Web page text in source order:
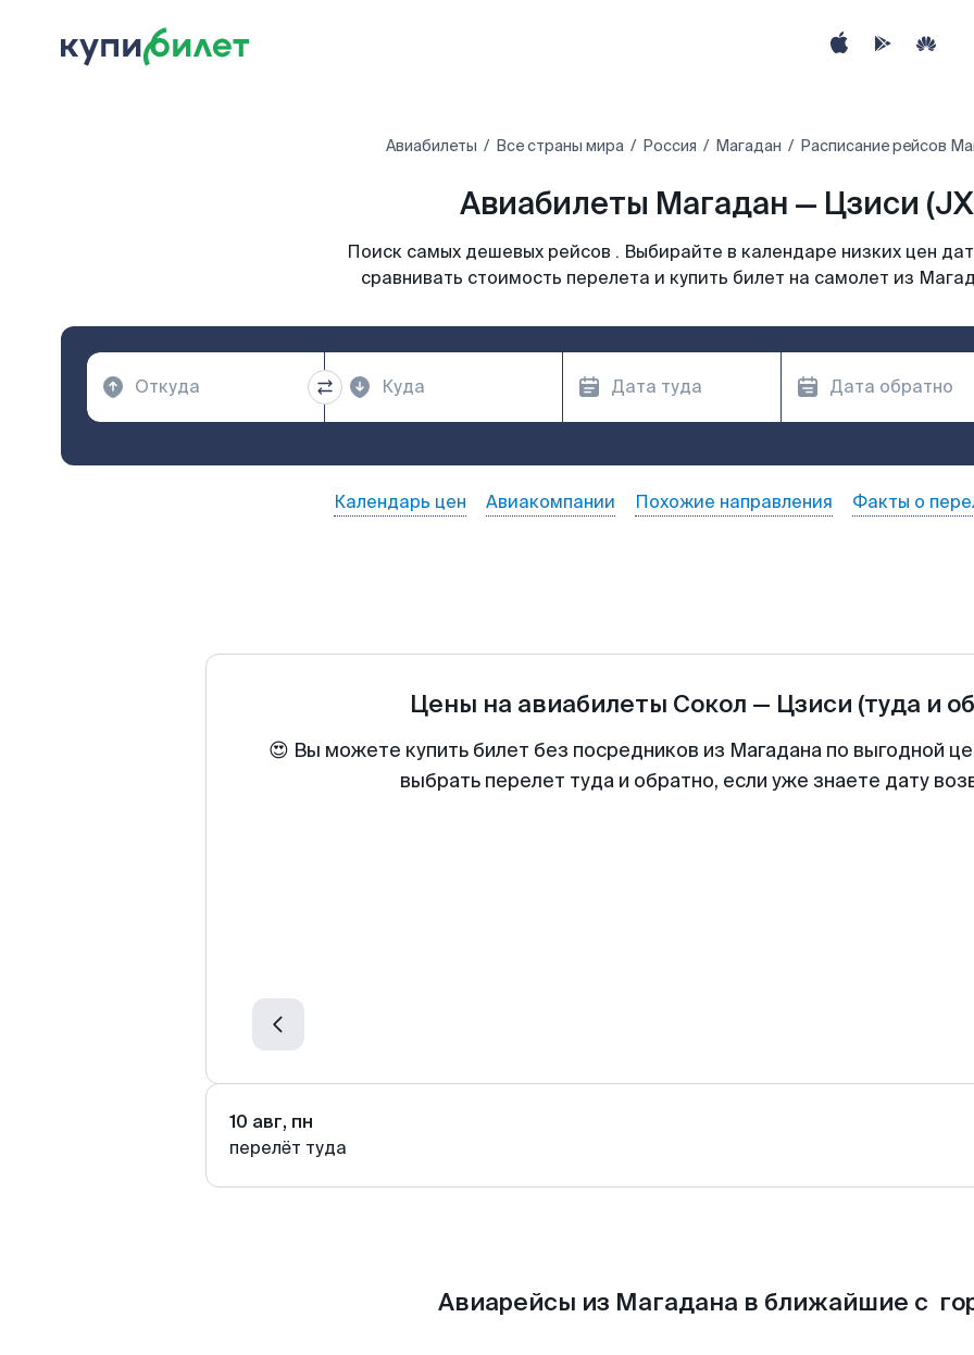
Авиабилеты Все страны мира Россия Магадан Расписание рейсов
Авиабилеты Магадан — Цзиси
Поиск самых дешевых рейсов . Выбирайте в календаре низких цен
сравнивать стоимость перелета и купить билет на самолет из
Календарь цен Авиакомпании Похожие направления Факты о
Цены на авиабилеты Сокол — Цзиси (туда и
😍 Вы можете купить билет без посредников из Магадана по выгодной
выбрать перелет туда и обратно, если уже знаете дату
10 авг, пн
перелёт туда
Авиарейсы из Магадана в ближайшие с